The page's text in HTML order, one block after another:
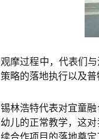
观摩过程中，代表们
策略的落地执行以及普
锡林浩特代表对宜童
幼儿的正常教学，这
续合作项目的落地奠定